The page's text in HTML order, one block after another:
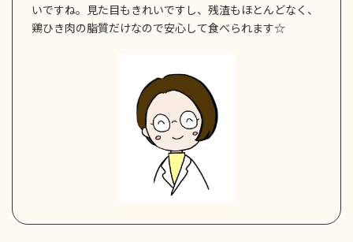
いですね。見た目もきれいですし、残渣もほとんどなく、
鶏ひき肉の脂質だけなので安心して食べられます☆